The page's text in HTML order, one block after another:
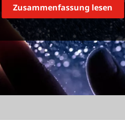
Zusammenfassung lesen